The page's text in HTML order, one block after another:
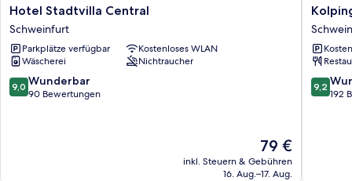
Hotel
Stadtvilla
Central
Schweinfurt
Hotel Stadtvilla Central
Schweinfurt
Parkplätze verfügbar
Kostenloses WLAN
Wäscherei
Nichtraucher
9.0
von
9,0 Wunderbar
90 Bewertungen
Der
Preis
beträgt
79 €
inkl. Steuern & Gebühren
16. Aug.–17. Aug.
Kolping
Hotel
9.2
von
9,2
192